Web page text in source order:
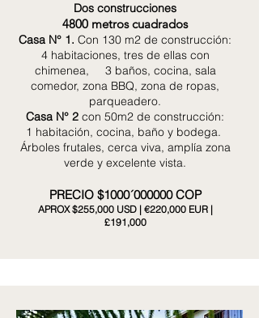
Dos construcciones
4800 metros cuadrados
Casa N° 1. Con 130 m2 de construcción:
4 habitaciones, tres de ellas con
chimenea, 3 baños, cocina, sala
comedor, zona BBQ, zona de ropas,
parqueadero.
Casa N° 2 con 50m2 de construcción:
1 habitación, cocina, baño y bodega.
Árboles frutales, cerca viva, amplía zona
verde y excelente vista.
PRECIO $1000´000000 COP
APROX $255,000 USD | €220,000 EUR |
£191,000